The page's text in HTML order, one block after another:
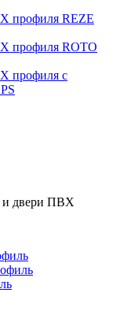
профиля REZE
профиля ROTO
профиля с
и двери ПВХ